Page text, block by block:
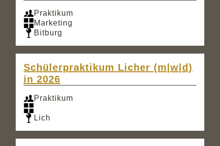
Praktikum
Marketing
Bitburg
Schülerpraktikum Licher (m|w|d)
in 2026
Praktikum
Lich